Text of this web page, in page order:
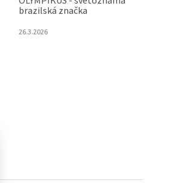
brazilská značka
26.3.2026